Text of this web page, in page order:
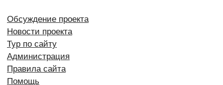
Обсуждение проекта
Новости проекта
Тур по сайту
Администрация
Правила сайта
Помощь